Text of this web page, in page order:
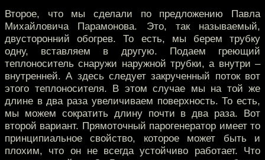
Второе, что мы сделали по предложению Павла
Михайловича Парамонова. Это, так называемый,
двусторонний обогрев. То есть, мы берем трубку
одну, вставляем в другую. Подаем греющий
теплоноситель снаружи наружной трубки, а внутри –
внутренней. А здесь следует закрученный поток вот
этого теплоносителя. В этом случае мы на той же
длине в два раза увеличиваем поверхность. То есть,
мы можем сократить длину почти в два раза. Вот
второй вариант. Прямоточный парогенератор имеет то
принципиальное свойство, которое может быть и
плохим, что он не всегда устойчиво работает. Что